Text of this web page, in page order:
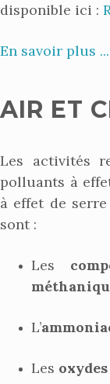
disponible ici :
En savoir plus ...
AIR ET
Les activités
polluants à
à effet de serre
sont :
Les
L’
Les